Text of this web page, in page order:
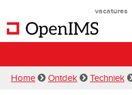
vacatures
Home Ontdek Techniek